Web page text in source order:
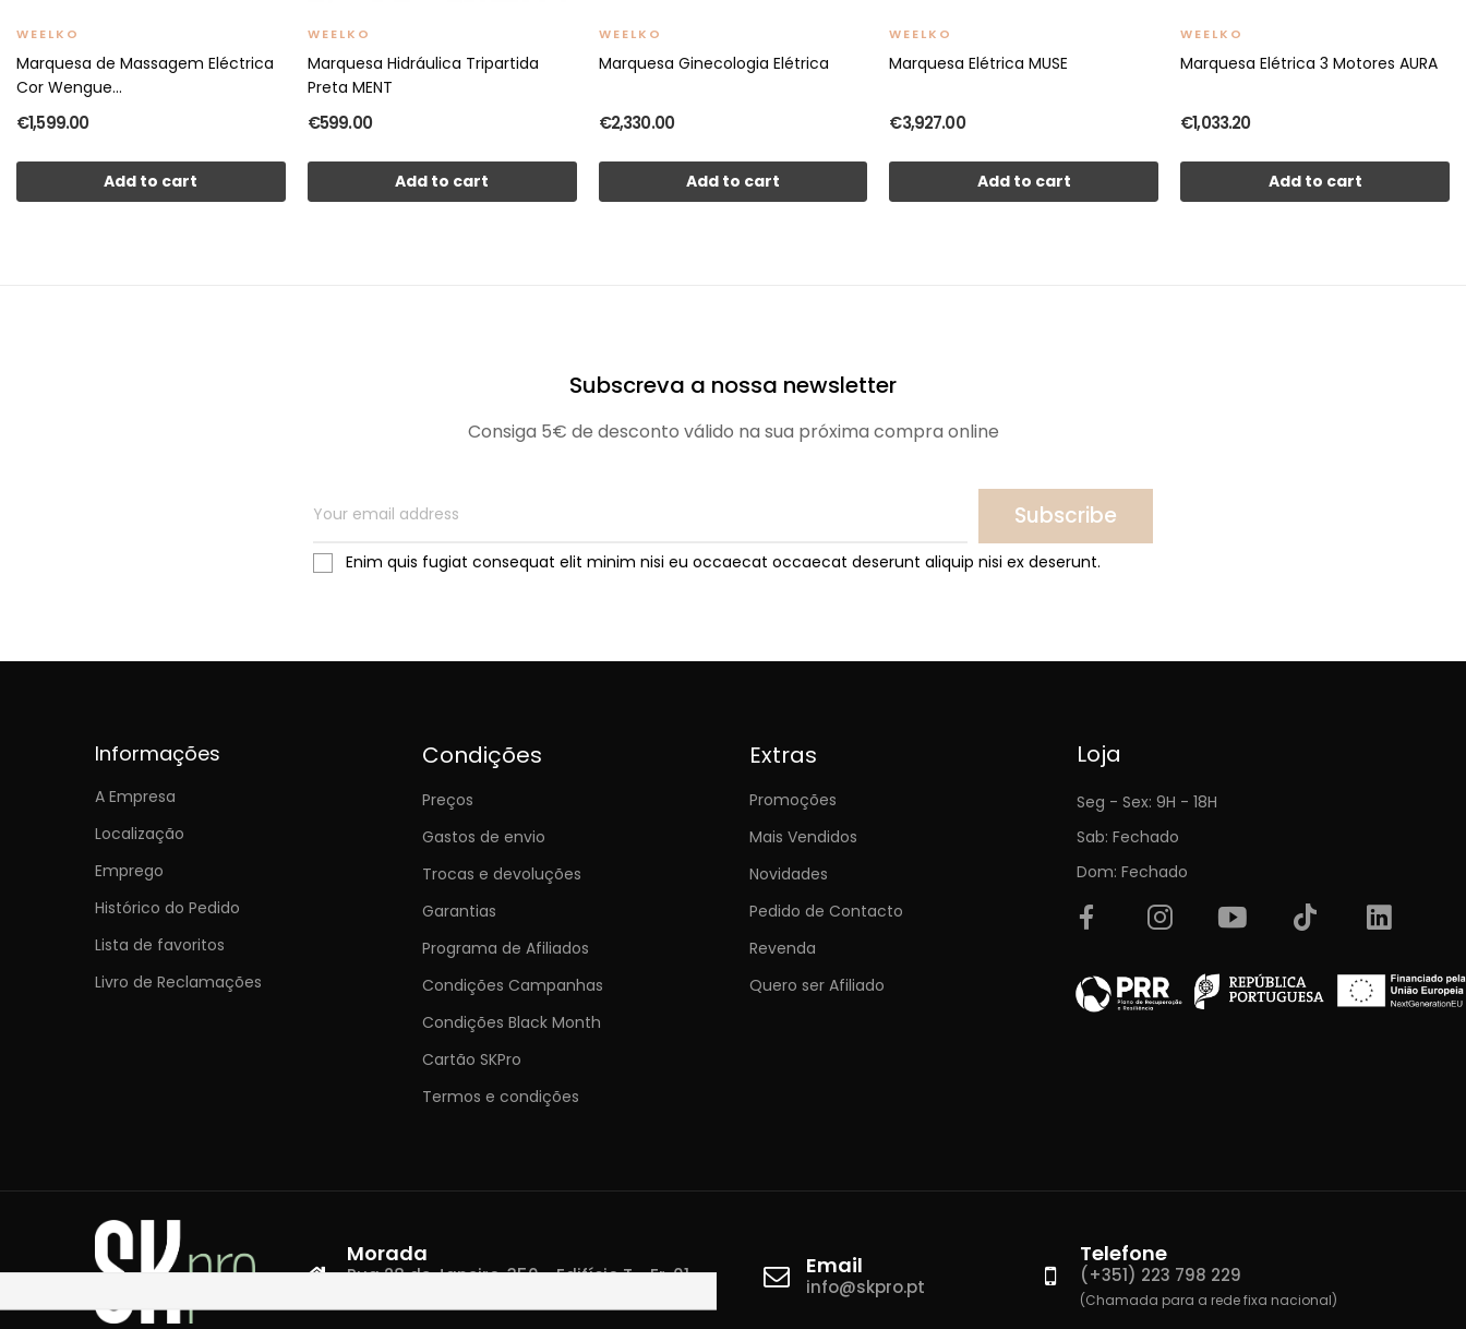
WEELKO
Marquesa de Massagem Eléctrica
Cor Wengue...
€1,599.00
Add to cart
WEELKO
Marquesa Hidráulica Tripartida
Preta MENT
€599.00
Add to cart
WEELKO
Marquesa Ginecologia Elétrica
€2,330.00
Add to cart
WEELKO
Marquesa Elétrica MUSE
€3,927.00
Add to cart
WEELKO
Marquesa Elétrica 3 Motores AURA
€1,033.20
Add to cart
Subscreva a nossa newsletter
Consiga 5€ de desconto válido na sua próxima compra online
Subscribe
Enim quis fugiat consequat elit minim nisi eu occaecat occaecat deserunt aliquip nisi ex deserunt.
Informações
A Empresa
Localização
Emprego
Histórico do Pedido
Lista de favoritos
Livro de Reclamações
Condições
Preços
Gastos de envio
Trocas e devoluções
Garantias
Programa de Afiliados
Condições Campanhas
Condições Black Month
Cartão SKPro
Termos e condições
Extras
Promoções
Mais Vendidos
Novidades
Pedido de Contacto
Revenda
Quero ser Afiliado
Loja
Seg - Sex: 9H - 18H
Sab: Fechado
Dom: Fechado
Morada
Rua 28 de Janeiro, 350 - Edifício T - Fr. 01
Email
info@skpro.pt
Telefone
(+351) 223 798 229
(Chamada para a rede fixa nacional)